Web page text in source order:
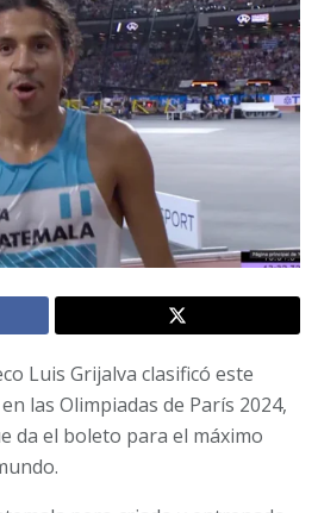
Luis Grijalva clasificó este
las Olimpiadas de París 2024,
da el boleto para el máximo